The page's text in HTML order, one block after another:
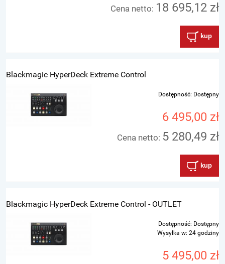
Cena netto: 18 695,12 zł
kup
Blackmagic HyperDeck Extreme Control
Dostępność: Dostępny
6 495,00 zł
Cena netto: 5 280,49 zł
kup
Blackmagic HyperDeck Extreme Control - OUTLET
Dostępność: Dostępny
Wysyłka w: 24 godziny
5 495,00 zł